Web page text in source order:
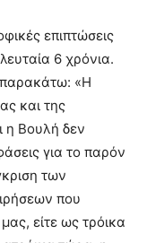
επιπτώσεις
6 χρόνια.
παρακάτω: «Η
και της
η Βουλή δεν
για το παρόν
των
που
είτε ως τρόικα